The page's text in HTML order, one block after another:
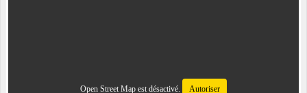
Open Street Map est désactivé. Autoriser